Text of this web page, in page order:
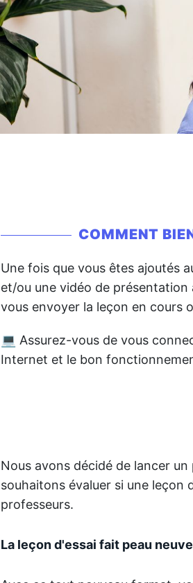
COMMENT
Une fois que vous êtes ajoutés
et/ou une vidéo de présentation
vous envoyer la leçon en cours
💻 Assurez-vous de vous
Internet et le bon
Nous avons décidé de lancer
souhaitons évaluer si une leçon
professeurs.
La leçon d'essai fait peau